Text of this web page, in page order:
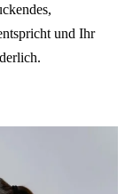
und Ihr